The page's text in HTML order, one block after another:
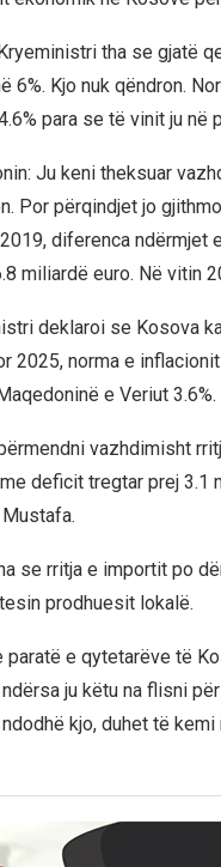
tha se gjatë
6%. Kjo nuk qëndron.
para se të vinit ju në
Ju keni theksuar
Por përqindjet jo
diferenca
miliardë euro. Në vitin
deklaroi se Kosova
2025, norma e
e Veriut 3.6%.
vazhdimisht
deficit tregtar prej
se rritja e importit po
prodhuesit lokalë.
paratë e qytetarëve të
ju këtu na flisni
kjo, duhet të